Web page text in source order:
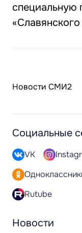
специальную
Новости СМИ2
Новости
Социальные
VK
Rutube